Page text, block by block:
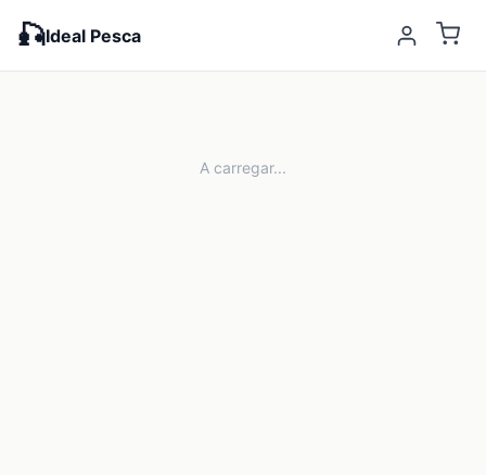
🎣Ideal Pesca
A carregar...